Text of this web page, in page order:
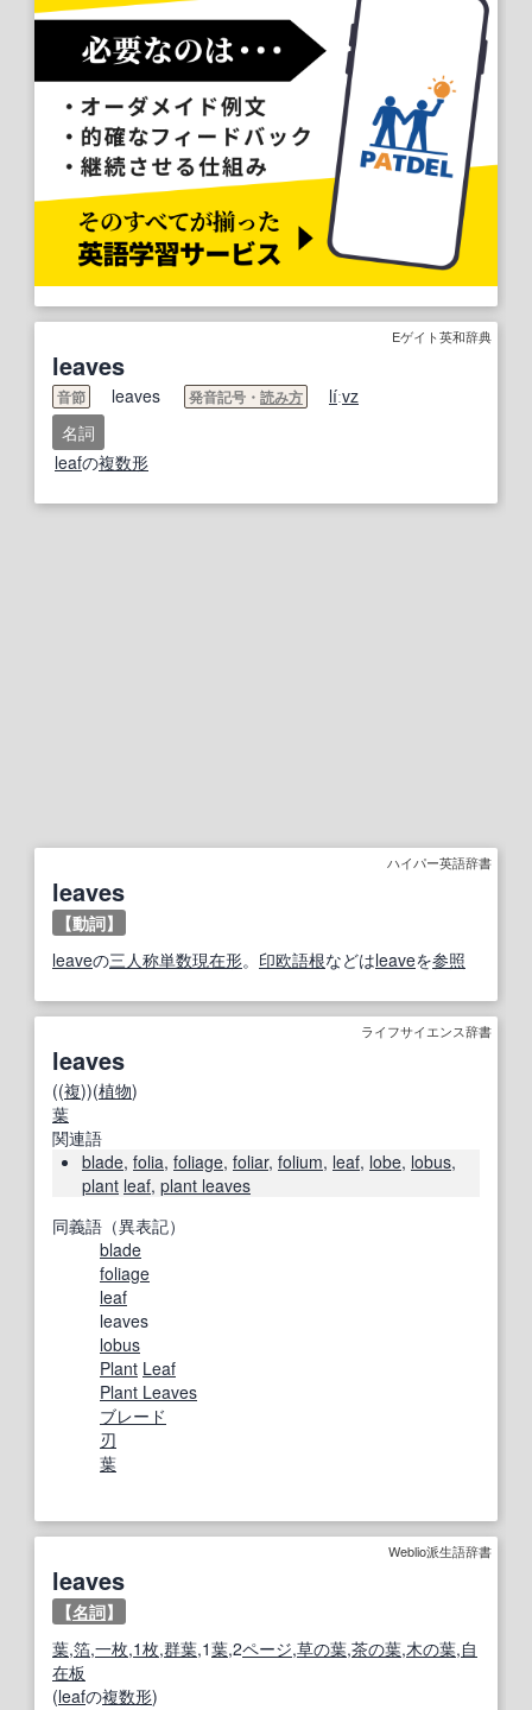
Eゲイト英和辞典
leaves
音節 leaves 発音記号・ 読み方 líːvz
名詞
leafの複数形
ハイパー英語辞書
leaves
【動詞】
leaveの三人称単数現在形。 印欧語根などはleaveを参照
ライフサイエンス辞書
leaves
((複))(植物)
葉
関連語
blade, folia, foliage, foliar, folium, leaf, lobe, lobus,
plant leaf, plant leaves
同義語（異表記）
blade
foliage
leaf
leaves
lobus
Plant Leaf
Plant Leaves
ブレード
刃
葉
Weblio派生語辞書
leaves
【名詞】
葉,箔,一枚,1枚,群葉,1葉,2ページ,草の葉,茶の葉,木の葉,自
在板
(leafの複数形)